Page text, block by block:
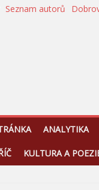
Seznam autorů
ANALYTIKA
KULTURA A